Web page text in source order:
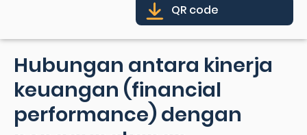
QR code
Hubungan antara kinerja
keuangan (financial
performance) dengan